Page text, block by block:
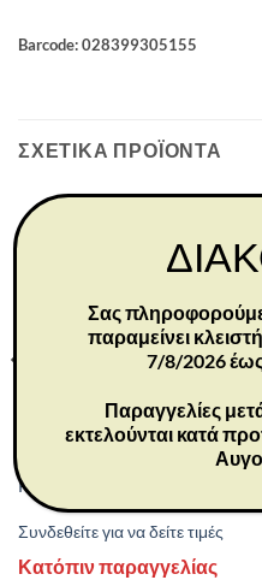
Barcode: 028399305155
ΣΧΕΤΙΚΆ ΠΡΟΪΌΝΤΑ
26104
ΔΩΡΑ
Peace on Earth 21 cm
Συνδεθείτε για να δείτε τιμές
Κατόπιν παραγγελίας
Σας πληροφορούμε
παραμείνει
7/8/2026
Παραγγελίες
εκτελούνται κατά